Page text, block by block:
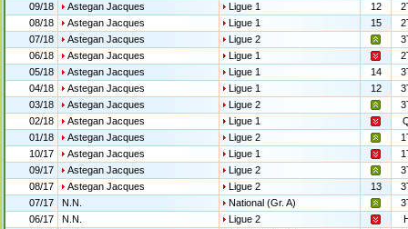
09/18
Astegan Jacques Ligue 1 12
08/18
Astegan Jacques Ligue 1 15
07/18
Astegan Jacques Ligue 2
06/18
Astegan Jacques Ligue 1
05/18
Astegan Jacques Ligue 1 14
04/18
Astegan Jacques Ligue 1 12
03/18
Astegan Jacques Ligue 2
02/18
Astegan Jacques Ligue 1
01/18
Astegan Jacques Ligue 2
10/17
Astegan Jacques Ligue 1
09/17
Astegan Jacques Ligue 2
08/17
Astegan Jacques Ligue 2 13
07/17
N.N. National (Gr. A)
06/17
N.N. Ligue 2